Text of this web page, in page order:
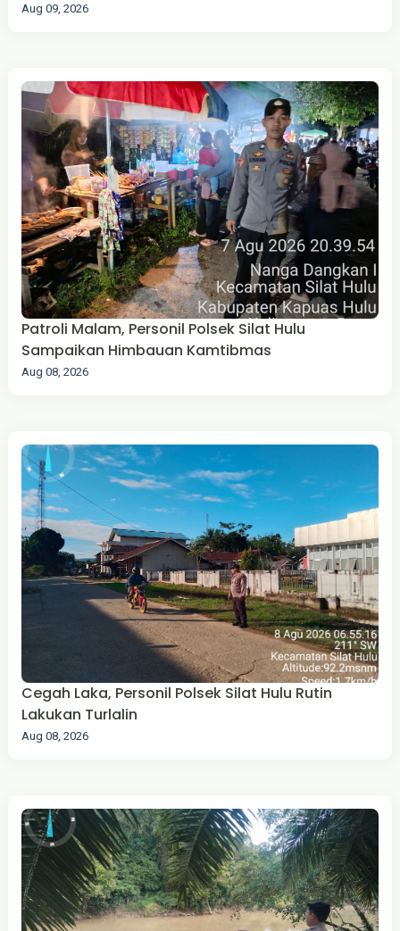
Aug 09, 2026
Patroli Malam, Personil Polsek Silat Hulu
Sampaikan Himbauan Kamtibmas
Aug 08, 2026
Cegah Laka, Personil Polsek Silat Hulu Rutin
Lakukan Turlalin
Aug 08, 2026